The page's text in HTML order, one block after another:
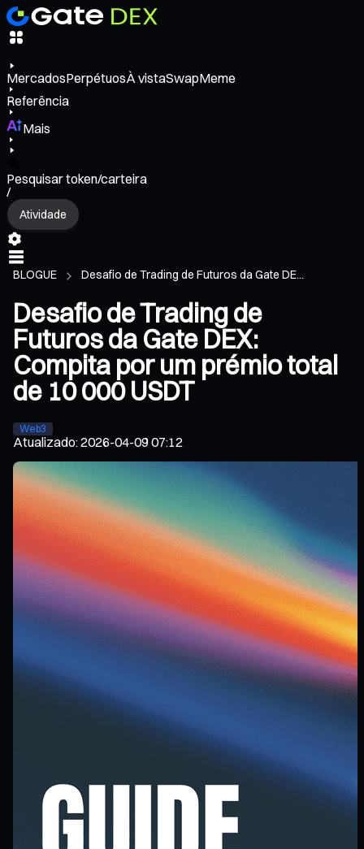
MercadosPerpétuosÀ vistaSwapMeme
Referência
Mais
Pesquisar token/carteira
/
Atividade
BLOGUE Desafio de Trading de Futuros da Gate DE...
Desafio de Trading de
Futuros da Gate DEX:
Compita por um prémio total
de 10 000 USDT
Web3
Atualizado:2026-04-09 07:12